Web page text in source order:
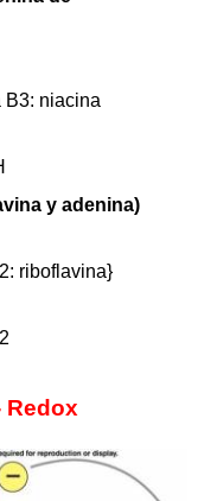
niacina
y adenina)
Redox